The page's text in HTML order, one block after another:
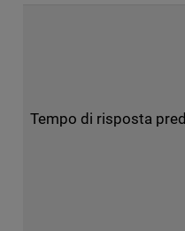
Tempo di risposta